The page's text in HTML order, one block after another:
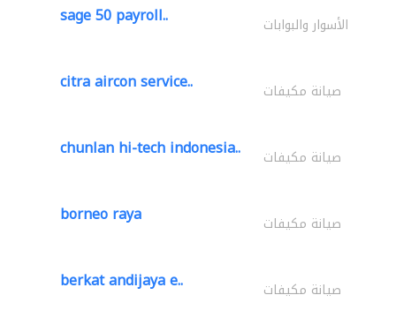
sage 50 payroll.. الأسوار والبوابات
citra aircon service.. صيانة مكيفات
chunlan hi-tech indonesia.. صيانة مكيفات
borneo raya صيانة مكيفات
berkat andijaya e.. صيانة مكيفات